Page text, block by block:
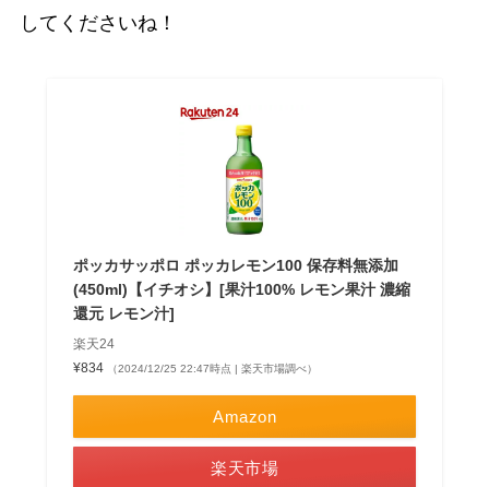
してくださいね！
ポッカサッポロ ポッカレモン100 保存料無添加
(450ml)【イチオシ】[果汁100% レモン果汁 濃縮
還元 レモン汁]
楽天24
¥834
（2024/12/25 22:47時点 | 楽天市場調べ）
Amazon
楽天市場